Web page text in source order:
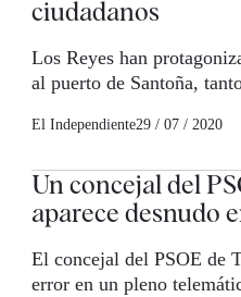
ciudadanos
Los Reyes han
al puerto de Santoña,
El Independiente29 / 07 / 2020
Un concejal del
aparece desnudo
El concejal del PSOE de
error en un pleno